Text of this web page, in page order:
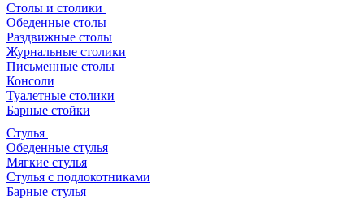
Столы и столики
Обеденные столы
Раздвижные столы
Журнальные столики
Письменные столы
Консоли
Туалетные столики
Барные стойки
Стулья
Обеденные стулья
Мягкие стулья
Стулья с подлокотниками
Барные стулья